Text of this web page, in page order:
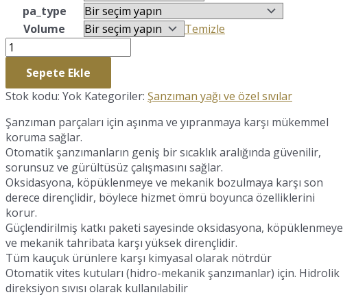
pa_type
Volume
Temizle
KORSON
FULL
SYNTHETIC
ATF
III
adet
Sepete Ekle
Stok kodu: Yok Kategoriler: Şanzıman yağı ve özel sıvılar
Şanzıman parçaları için aşınma ve yıpranmaya karşı mükemmel
koruma sağlar.
Otomatik şanzımanların geniş bir sıcaklık aralığında güvenilir,
sorunsuz ve gürültüsüz çalışmasını sağlar.
Oksidasyona, köpüklenmeye ve mekanik bozulmaya karşı son
derece dirençlidir, böylece hizmet ömrü boyunca özelliklerini
korur.
Güçlendirilmiş katkı paketi sayesinde oksidasyona, köpüklenmeye
ve mekanik tahribata karşı yüksek dirençlidir.
Tüm kauçuk ürünlere karşı kimyasal olarak nötrdür
Otomatik vites kutuları (hidro-mekanik şanzımanlar) için. Hidrolik
direksiyon sıvısı olarak kullanılabilir